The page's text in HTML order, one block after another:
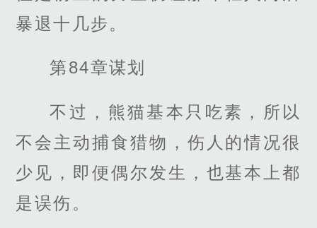
暴退十几步。
第84章谋划
不过，熊猫基本只吃素，所以
不会主动捕食猎物，伤人的情况很
少见，即便偶尔发生，也基本上都
是误伤。